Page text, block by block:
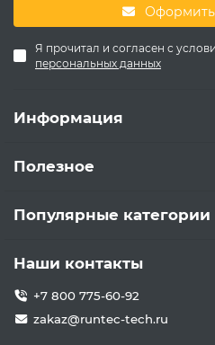
Оформить
Я прочитал и согласен с
персональных данных
Информация
Полезное
Популярные категории
Наши контакты
+7 800 775-60-92
zakaz@runtec-tech.ru